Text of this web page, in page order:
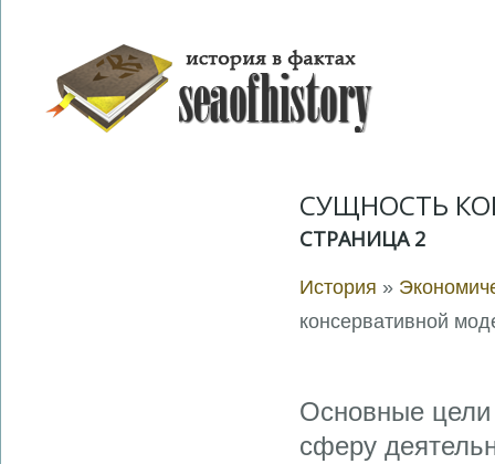
СУЩНОСТЬ
СТРАНИЦА 2
История »
консервативной
Основные цели
сферу